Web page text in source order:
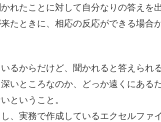
れたことに対して自分なりの答えを
たときに、相応の反応ができる場合
るからだけど、聞かれると答えられ
いところなのか、どっか遠くにある
ということ。
、実務で作成しているエクセルファ